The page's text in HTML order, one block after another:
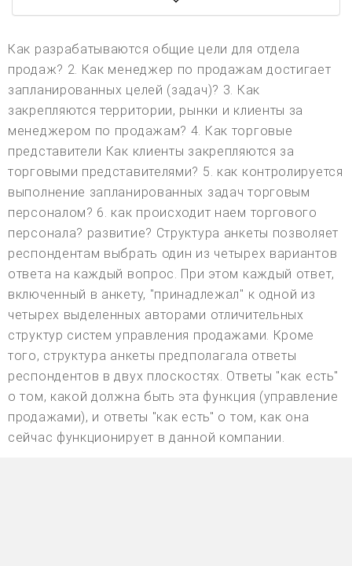
Как разрабатываются общие цели для отдела
продаж? 2. Как менеджер по продажам достигает
запланированных целей (задач)? 3. Как
закрепляются территории, рынки и клиенты за
менеджером по продажам? 4. Как торговые
представители Как клиенты закрепляются за
торговыми представителями? 5. как контролируется
выполнение запланированных задач торговым
персоналом? 6. как происходит наем торгового
персонала? развитие? Структура анкеты позволяет
респондентам выбрать один из четырех вариантов
ответа на каждый вопрос. При этом каждый ответ,
включенный в анкету, "принадлежал" к одной из
четырех выделенных авторами отличительных
структур систем управления продажами. Кроме
того, структура анкеты предполагала ответы
респондентов в двух плоскостях. Ответы "как есть"
о том, какой должна быть эта функция (управление
продажами), и ответы "как есть" о том, как она
сейчас функционирует в данной компании.